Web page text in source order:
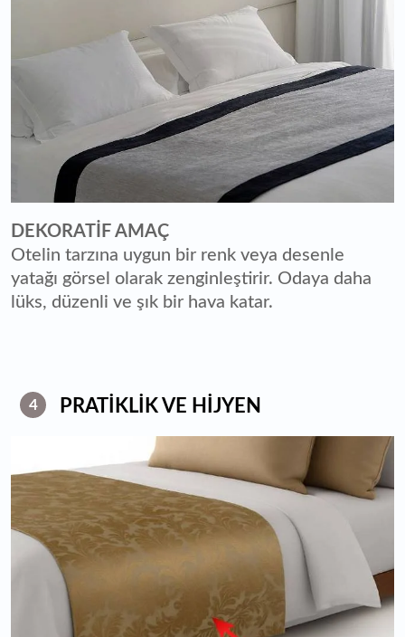
DEKORATİF AMAÇ
Otelin tarzına uygun bir renk veya desenle
yatağı görsel olarak zenginleştirir. Odaya daha
lüks, düzenli ve şık bir hava katar.
4 PRATİKLİK VE HİJYEN